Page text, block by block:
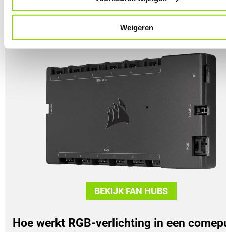
Weigeren
verlichting vaak samen. Er zijn namelijk speciale controllers
RGB-verlichting op je fans of bijvoorbeeld LED-strips kunnen
BEKIJK FAN HUBS
Hoe werkt RGB-verlichting in een